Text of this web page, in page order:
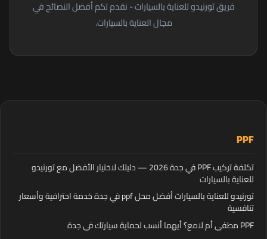
PPF
تكلفة تركيب PPF في جدة 2026 — دليلك لاختيار الأفضل مع تورنيدو
للعناية بالسيارات
تورنيدو للعناية بالسيارات أفضل محل ppf في جدة خدمة احترافية وأسعار
تنافسية
PPF مطفي أم لامع؟ أيهما أنسب لحماية سيارتك في جدة
فريق تورنيدو للعناية بالسيارات - نقدم لكم أفضل النصائح في
مجال العناية بالسيارات.